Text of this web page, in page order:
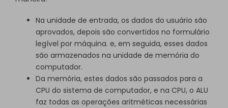
Na unidade de entrada, os dados do usuário são
aprovados, depois são convertidos no formulário
legível por máquina. e, em seguida, esses dados
são armazenados na unidade de memória do
computador.
Da memória, estes dados são passados para a
CPU do sistema de computador, e na CPU, o ALU
faz todas as operações aritméticas necessárias